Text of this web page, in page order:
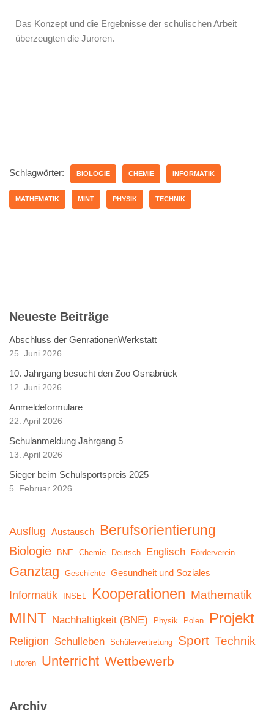
Das Konzept und die Ergebnisse der schulischen Arbeit
überzeugten die Juroren.
Schlagwörter: BIOLOGIE CHEMIE INFORMATIK
MATHEMATIK MINT PHYSIK TECHNIK
Neueste Beiträge
Abschluss der GenrationenWerkstatt
25. Juni 2026
10. Jahrgang besucht den Zoo Osnabrück
12. Juni 2026
Anmeldeformulare
22. April 2026
Schulanmeldung Jahrgang 5
13. April 2026
Sieger beim Schulsportspreis 2025
5. Februar 2026
Ausflug Austausch Berufsorientierung
Biologie BNE Chemie Deutsch Englisch Förderverein
Ganztag Geschichte Gesundheit und Soziales
Informatik INSEL Kooperationen Mathematik
MINT Nachhaltigkeit (BNE) Physik Polen Projekt
Religion Schulleben Schülervertretung Sport Technik
Tutoren Unterricht Wettbewerb
Archiv